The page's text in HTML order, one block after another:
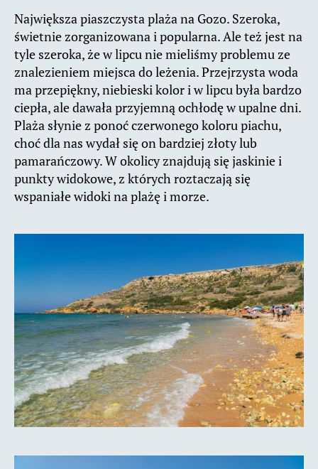
Największa piaszczysta plaża na Gozo. Szeroka,
świetnie zorganizowana i popularna. Ale też jest na
tyle szeroka, że w lipcu nie mieliśmy problemu ze
znalezieniem miejsca do leżenia. Przejrzysta woda
ma przepiękny, niebieski kolor i w lipcu była bardzo
ciepła, ale dawała przyjemną ochłodę w upalne dni.
Plaża słynie z ponoć czerwonego koloru piachu,
choć dla nas wydał się on bardziej złoty lub
pamarańczowy. W okolicy znajdują się jaskinie i
punkty widokowe, z których roztaczają się
wspaniałe widoki na plażę i morze.